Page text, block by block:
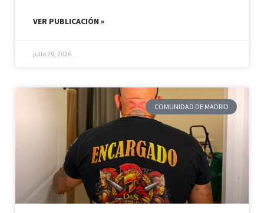
VER PUBLICACIÓN »
julio 20, 2026
COMUNIDAD DE MADRID